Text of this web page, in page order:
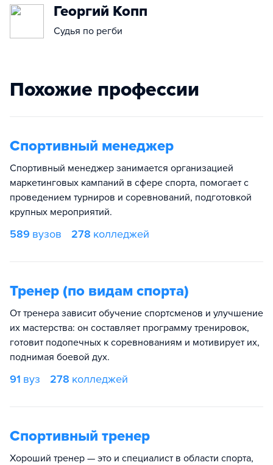
Георгий Копп
Судья по регби
Похожие профессии
Спортивный менеджер
Спортивный менеджер занимается организацией
маркетинговых кампаний в сфере спорта, помогает с
проведением турниров и соревнований, подготовкой
крупных мероприятий.
589 вузов 278 колледжей
Тренер (по видам спорта)
От тренера зависит обучение спортсменов и улучшение
их мастерства: он составляет программу тренировок,
готовит подопечных к соревнованиям и мотивирует их,
поднимая боевой дух.
91 вуз 278 колледжей
Спортивный тренер
Хороший тренер — это и специалист в области спорта,